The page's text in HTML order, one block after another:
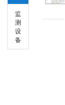
监
测
设
备